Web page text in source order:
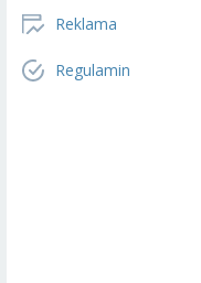
Reklama
Regulamin